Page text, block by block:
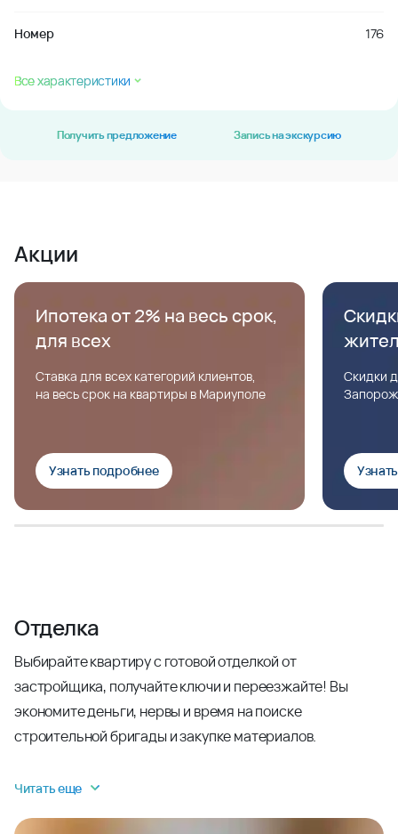
Номер 176
Все характеристики
Получить предложение Запись на экскурсию
Акции
Ипотека от 2% на весь срок,
для всех
Ставка для всех категорий клиентов,
на весь срок на квартиры в Мариуполе
Узнать подробнее
Скидки
Отделка
Выбирайте квартиру с готовой отделкой от
застройщика, получайте ключи и переезжайте! Вы
экономите деньги, нервы и время на поиске
строительной бригады и закупке материалов.
Читать еще